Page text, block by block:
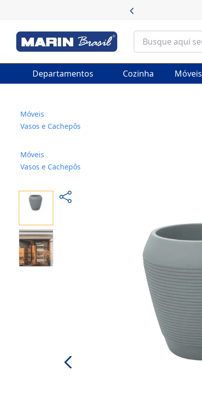
Departamentos Cozinha Móveis
Móveis
Vasos e Cachepôs
Móveis
Vasos e Cachepôs